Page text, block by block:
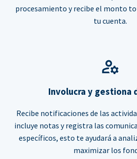
procesamiento y recibe el monto
tu cuenta.
Involucra y gestiona
Recibe notificaciones de las
incluye notas y registra las
específicos, esto te ayudará a
maximizar los